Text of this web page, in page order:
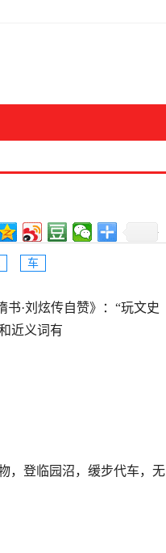
车
书·刘炫传自赞》：“玩文史
近义词有
，登临园沼，缓步代车，无